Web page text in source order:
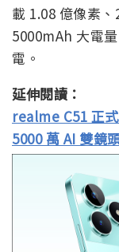
載 1.08 億像素
5000mAh 大電
電。
延伸閱讀：
realme C51 正
5000 萬 AI 雙鏡